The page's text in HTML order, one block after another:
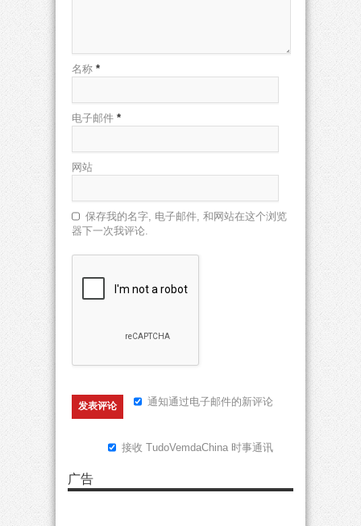
名称 *
电子邮件 *
网站
保存我的名字, 电子邮件, 和网站在这个浏览
器下一次我评论.
通知通过电子邮件的新评论
接收 TudoVemdaChina 时事通讯
广告